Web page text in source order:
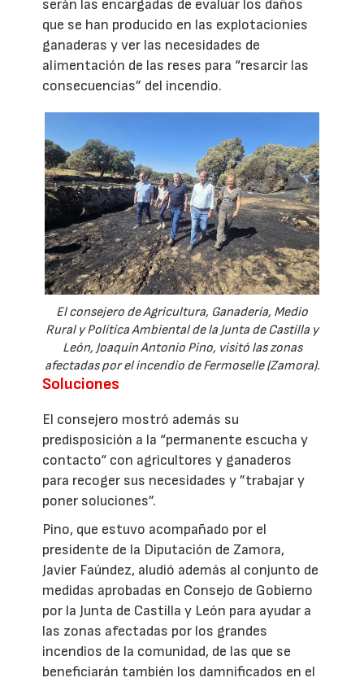
serán las encargadas de evaluar los daños
que se han producido en las explotacionies
ganaderas y ver las necesidades de
alimentación de las reses para “resarcir las
consecuencias” del incendio.
El consejero de Agricultura, Ganadería, Medio
Rural y Política Ambiental de la Junta de Castilla y
León, Joaquín Antonio Pino, visitó las zonas
afectadas por el incendio de Fermoselle (Zamora).
Soluciones
El consejero mostró además su
predisposición a la “permanente escucha y
contacto“ con agricultores y ganaderos
para recoger sus necesidades y ”trabajar y
poner soluciones”.
Pino, que estuvo acompañado por el
presidente de la Diputación de Zamora,
Javier Faúndez, aludió además al conjunto de
medidas aprobadas en Consejo de Gobierno
por la Junta de Castilla y León para ayudar a
las zonas afectadas por los grandes
incendios de la comunidad, de las que se
beneficiarán también los damnificados en el